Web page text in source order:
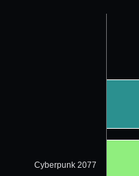
Cyberpunk 2077